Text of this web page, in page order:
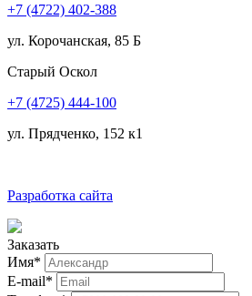
+7 (4722) 402-388
ул. Корочанская, 85 Б
Старый Оскол
+7 (4725) 444-100
ул. Прядченко, 152 к1
Разработка сайта
Заказать
Имя*
E-mail*